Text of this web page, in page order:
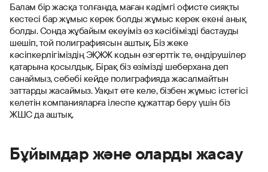
Балам бір жасқа толғанда, маған кәдімгі офисте сияқты
кестесі бар жұмыс керек болды жұмыс керек екені анық
болды. Сонда жұбайым екеуіміз өз кәсібімізді бастауды
шешіп, той полиграфиясын аштық. Біз жеке
кәсіпкерлігіміздің ЭҚЖЖ кодын өзгерттік те, өндірушілер
қатарына қосылдық. Бірақ біз өзімізді шеберхана деп
санаймыз, себебі кейде полиграфияда жасалмайтын
заттарды жасаймыз. Уақыт өте келе, бізбен жұмыс істегісі
келетін компанияларға ілеспе құжаттар беру үшін біз
ЖШС да аштық.
Бұйымдар және оларды жасау